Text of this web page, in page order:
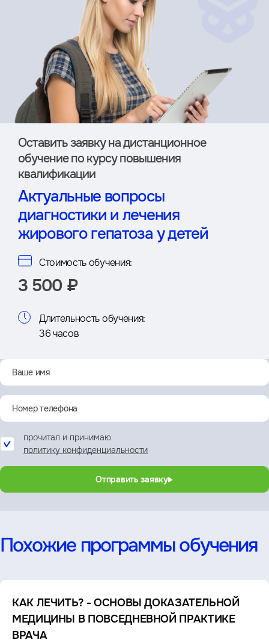
Оставить заявку на дистан­ционное
обучение по курсу повышения
квалификации
Актуальные вопросы
диагностики и лечения
жирового гепатоза у детей
Стоимость обучения:
3 500 ₽
Длительность обучения:
36 часов
прочитал и принимаю
политику конфиденциальности
Отправить заявку
Похожие программы обучения
КАК ЛЕЧИТЬ? - ОСНОВЫ ДОКАЗАТЕЛЬНОЙ
МЕДИЦИНЫ В ПОВСЕДНЕВНОЙ ПРАКТИКЕ
ВРАЧА